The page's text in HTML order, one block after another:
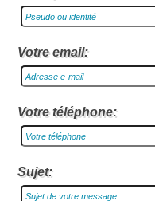
Votre email:
Votre téléphone:
Sujet: